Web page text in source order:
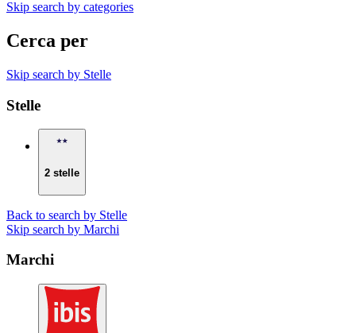
Skip search by categories
Cerca per
Skip search by Stelle
Stelle
2 stelle
Back to search by Stelle
Skip search by Marchi
Marchi